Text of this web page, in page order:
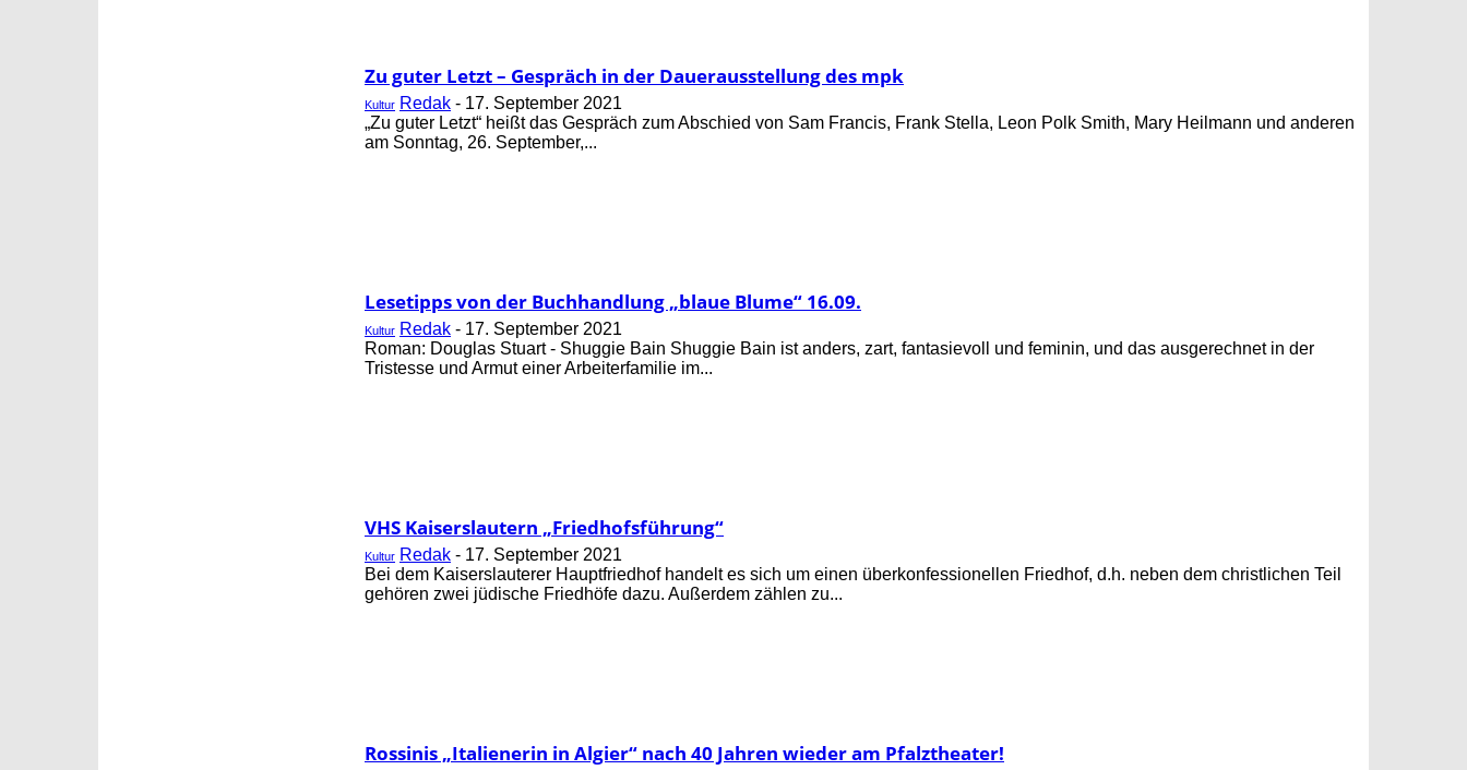
Zu guter Letzt – Gespräch in der Dauerausstellung des mpk
Kultur Redak - 17. September 2021
„Zu guter Letzt“ heißt das Gespräch zum Abschied von Sam Francis, Frank Stella, Leon Polk Smith, Mary Heilmann und anderen
am Sonntag, 26. September,...
Lesetipps von der Buchhandlung „blaue Blume“ 16.09.
Kultur Redak - 17. September 2021
Roman: Douglas Stuart - Shuggie Bain Shuggie Bain ist anders, zart, fantasievoll und feminin, und das ausgerechnet in der
Tristesse und Armut einer Arbeiterfamilie im...
VHS Kaiserslautern „Friedhofsführung“
Kultur Redak - 17. September 2021
Bei dem Kaiserslauterer Hauptfriedhof handelt es sich um einen überkonfessionellen Friedhof, d.h. neben dem christlichen Teil
gehören zwei jüdische Friedhöfe dazu. Außerdem zählen zu...
Rossinis „Italienerin in Algier“ nach 40 Jahren wieder am Pfalztheater!